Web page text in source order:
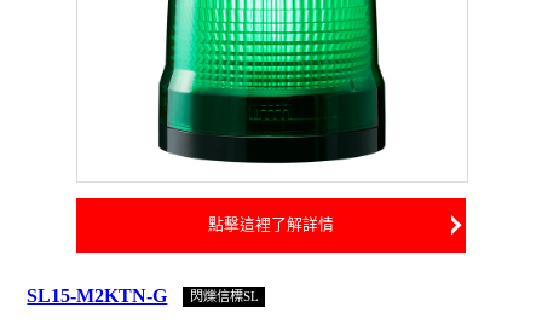
點擊這裡了解詳情
SL15-M2KTN-G 閃爍信標SL